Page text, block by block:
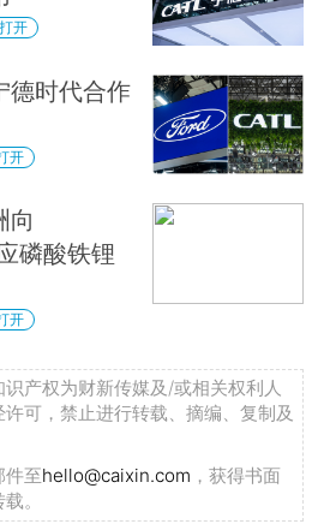
开
德时代合作
开
向
磷酸铁锂
开
产权为财新传媒及/或相关权利人
可，禁止进行转载、摘编、复制及
件至hello@caixin.com ，获得书面
。